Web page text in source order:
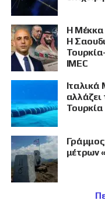
Η Μέκκα
Η
IMEC
αλλάζει
Τουρκία
μέτρων